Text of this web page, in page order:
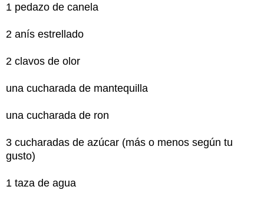
1 pedazo de canela
2 anís estrellado
2 clavos de olor
una cucharada de mantequilla
una cucharada de ron
3 cucharadas de azúcar (más o menos según tu
gusto)
1 taza de agua